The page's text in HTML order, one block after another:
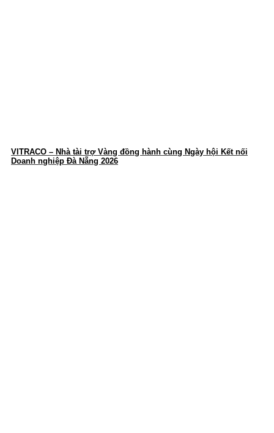
VITRACO – Nhà tài trợ Vàng đồng hành cùng Ngày hội Kết nối
Doanh nghiệp Đà Nẵng 2026